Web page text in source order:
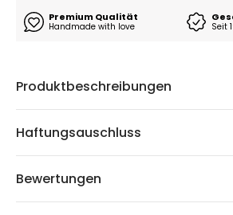
Premium Qualität
Handmade with love Seit
Produktbeschreibungen
Haftungsauschluss
Bewertungen